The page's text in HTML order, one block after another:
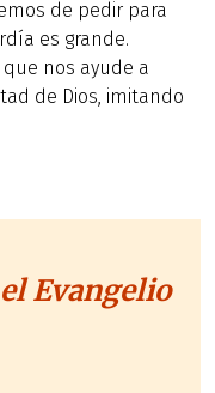
de pedir para
es grande.
nos ayude a
de Dios, imitando
Evangelio